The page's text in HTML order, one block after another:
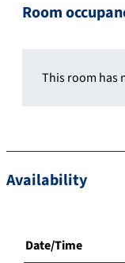
Room
This room has
Availability
Date/Time